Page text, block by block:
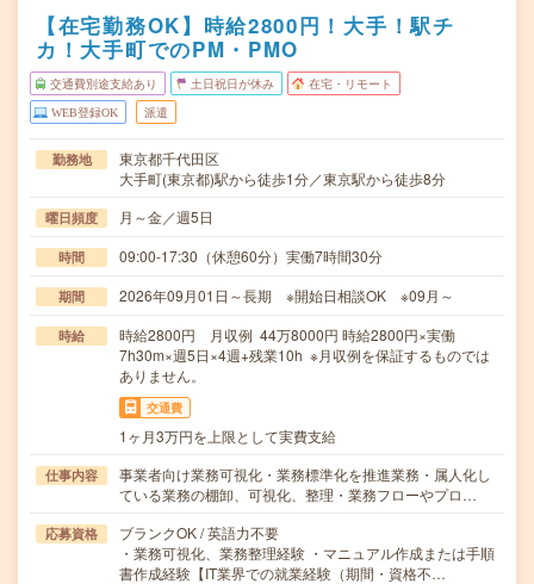
【在宅勤務OK】時給2800円！大手！駅チ
カ！大手町でのPM・PMO
交通費別途支給あり 土日祝日が休み 在宅・リモート
WEB登録OK 派遣
勤務地
東京都千代田区
大手町(東京都)駅から徒歩1分／東京駅から徒歩8分
曜日頻度 月～金／週5日
時間 09:00-17:30（休憩60分）実働7時間30分
期間 2026年09月01日～長期 ※開始日相談OK ※09月～
時給
時給2800円 月収例 44万8000円 時給2800円×実働
7h30m×週5日×4週+残業10h ※月収例を保証するものでは
ありません。
交通費
1ヶ月3万円を上限として実費支給
仕事内容
事業者向け業務可視化・業務標準化を推進業務・属人化し
ている業務の棚卸、可視化、整理・業務フローやプロ…
応募資格
ブランクOK / 英語力不要
・業務可視化、業務整理経験 ・マニュアル作成または手順
書作成経験【IT業界での就業経験（期間・資格不…